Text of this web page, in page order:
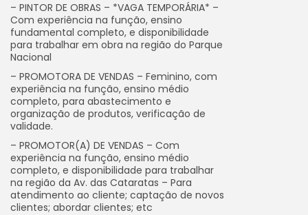
– PINTOR DE OBRAS – *VAGA TEMPORÁRIA* –
Com experiência na função, ensino
fundamental completo, e disponibilidade
para trabalhar em obra na região do Parque
Nacional
– PROMOTORA DE VENDAS – Feminino, com
experiência na função, ensino médio
completo, para abastecimento e
organização de produtos, verificação de
validade.
– PROMOTOR(A) DE VENDAS – Com
experiência na função, ensino médio
completo, e disponibilidade para trabalhar
na região da Av. das Cataratas – Para
atendimento ao cliente; captação de novos
clientes; abordar clientes; etc